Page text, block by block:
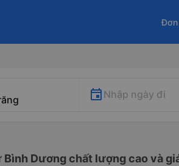
Đơn
Nhập ngày đi
Dương chất lượng cao và